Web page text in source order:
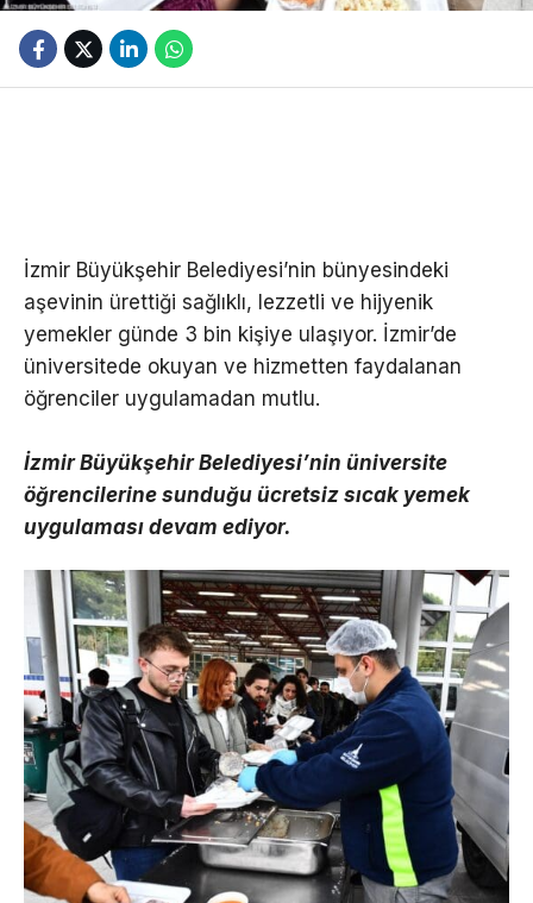
İzmir Büyükşehir Belediyesi’nin bünyesindeki
aşevinin ürettiği sağlıklı, lezzetli ve hijyenik
yemekler günde 3 bin kişiye ulaşıyor. İzmir’de
üniversitede okuyan ve hizmetten faydalanan
öğrenciler uygulamadan mutlu.
İzmir Büyükşehir Belediyesi’nin üniversite
öğrencilerine sunduğu ücretsiz sıcak yemek
uygulaması devam ediyor.